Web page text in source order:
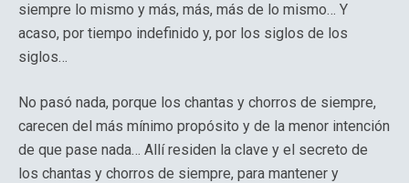
siempre lo mismo y más, más, más de lo mismo… Y
acaso, por tiempo indefinido y, por los siglos de los
siglos…
No pasó nada, porque los chantas y chorros de siempre,
carecen del más mínimo propósito y de la menor intención
de que pase nada… Allí residen la clave y el secreto de
los chantas y chorros de siempre, para mantener y